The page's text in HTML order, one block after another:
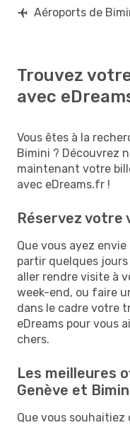
Aéroports de
Trouvez
avec
Vous êtes à la
Bimini ? Découvrez
maintenant votre
avec eDreams.fr !
Réservez votre
Que vous ayez
partir quelques
aller rendre visite à
week-end, ou faire
dans le cadre votre
eDreams pour vous
chers.
Les meilleures
Genève et
Que vous souhaitiez